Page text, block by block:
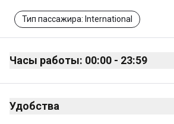
Тип пассажира: International
Часы работы: 00:00 - 23:59
Monday
Tuesday
Удобства